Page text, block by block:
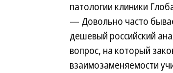
патологии клиники
— Довольно часто
дешевый российский
вопрос, на который
взаимозаменяемости